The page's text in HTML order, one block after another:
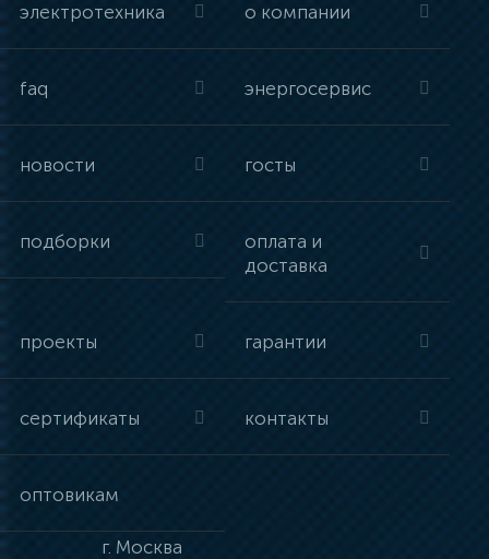
электротехника о компании
faq энергосервис
новости госты
подборки
оплата и
доставка
проекты гарантии
сертификаты контакты
оптовикам
г. Москва